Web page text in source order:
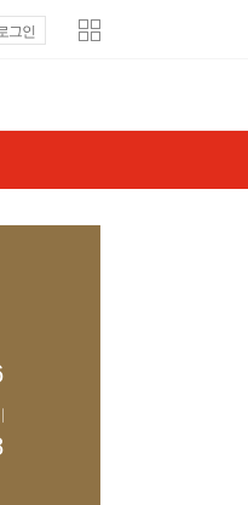
그인